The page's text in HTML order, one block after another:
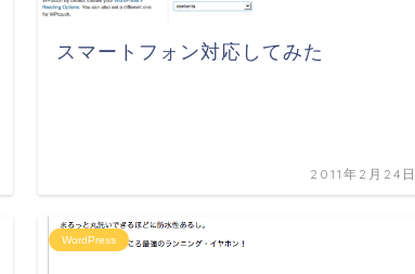
スマートフォン対応してみた
2011年2月24日
WordPress